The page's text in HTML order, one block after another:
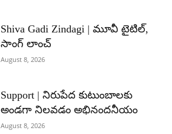
Shiva Gadi Zindagi | మూవీ టైటిల్,
సాంగ్ లాంచ్
August 8, 2026
Support | నిరుపేద కుటుంబాలకు
అండగా నిలవడం అభినందనీయం
August 8, 2026